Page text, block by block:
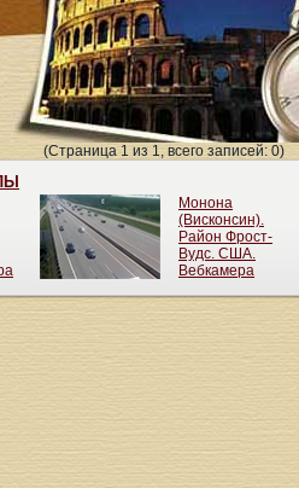
(Страница 1 из 1, всего записей: 0)